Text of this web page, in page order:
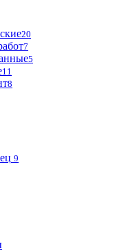
20
7
5
11
8
9